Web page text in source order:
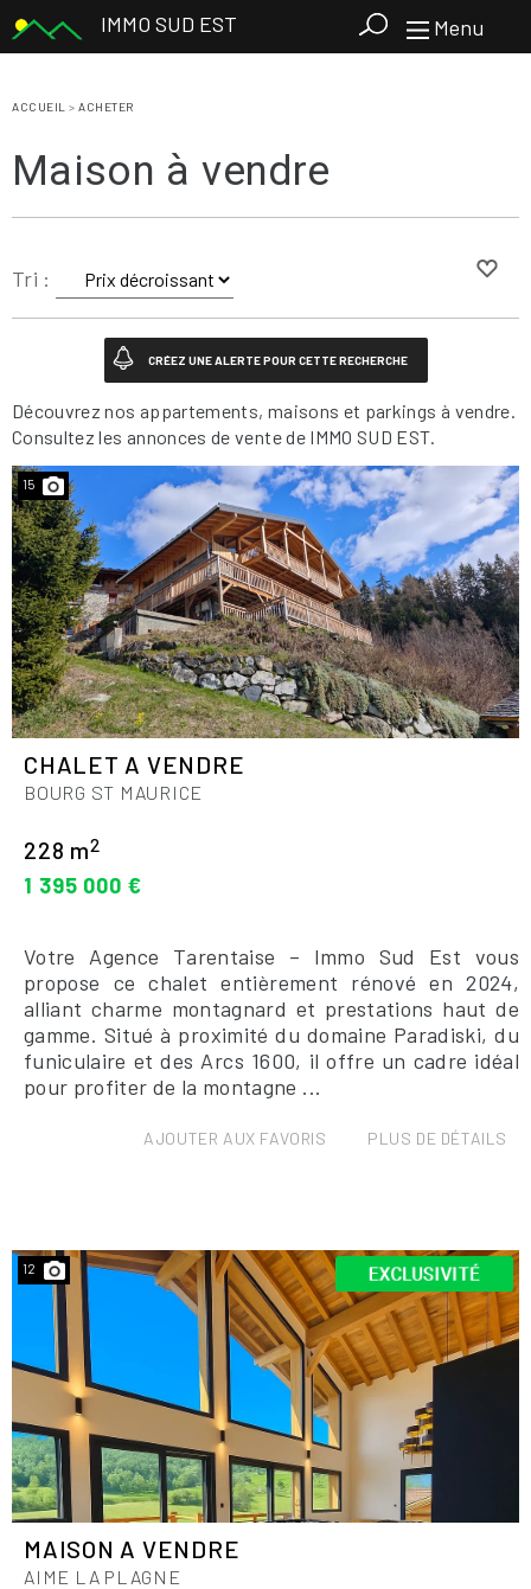
IMMO SUD EST Menu
ACCUEIL > ACHETER
Maison à vendre
Tri :
Découvrez nos appartements, maisons et parkings à vendre.
Consultez les annonces de vente de IMMO SUD EST.
15
CHALET A VENDRE
BOURG ST MAURICE
228 m2
1 395 000 €
Votre Agence Tarentaise – Immo Sud Est vous
propose ce chalet entièrement rénové en 2024,
alliant charme montagnard et prestations haut de
gamme. Situé à proximité du domaine Paradiski, du
funiculaire et des Arcs 1600, il offre un cadre idéal
pour profiter de la montagne ...
AJOUTER AUX FAVORIS PLUS DE DÉTAILS
12
MAISON A VENDRE
AIME LA PLAGNE